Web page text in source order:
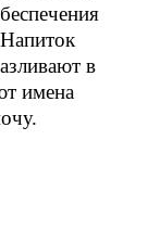
в
имена